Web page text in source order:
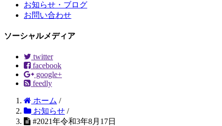
お知らせ・ブログ
お問い合わせ
ソーシャルメディア
twitter
facebook
google+
feedly
ホーム /
お知らせ /
#2021年令和3年8月17日